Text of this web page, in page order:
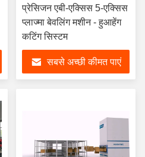
प्रेसिजन एबी-एक्सिस 5-एक्सिस
प्लाज्मा बेवलिंग मशीन - हुआहेंग
कटिंग सिस्टम
सबसे अच्छी कीमत पाएं